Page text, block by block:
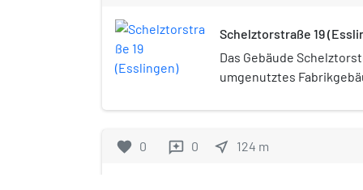
Schelztorstraße 19
Das Gebäude
umgenutztes
Präzisions-
favorite 0 reviews 0 near_me 124 m